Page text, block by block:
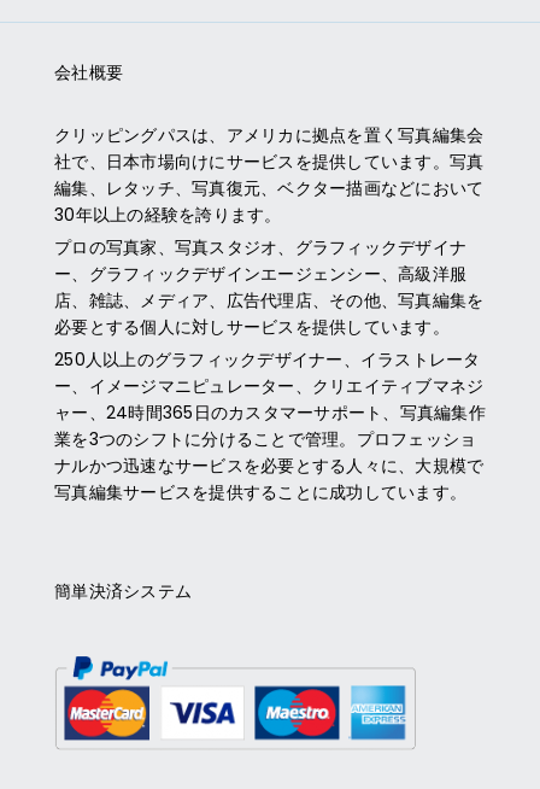
会社概要
クリッピングパスは、アメリカに拠点を置く写真編集会
社で、日本市場向けにサービスを提供しています。写真
編集、レタッチ、写真復元、ベクター描画などにおいて
30年以上の経験を誇ります。
プロの写真家、写真スタジオ、グラフィックデザイナ
ー、グラフィックデザインエージェンシー、高級洋服
店、雑誌、メディア、広告代理店、その他、写真編集を
必要とする個人に対しサービスを提供しています。
250人以上のグラフィックデザイナー、イラストレータ
ー、イメージマニピュレーター、クリエイティブマネジ
ャー、24時間365日のカスタマーサポート、写真編集作
業を3つのシフトに分けることで管理。プロフェッショ
ナルかつ迅速なサービスを必要とする人々に、大規模で
写真編集サービスを提供することに成功しています。
簡単決済システム